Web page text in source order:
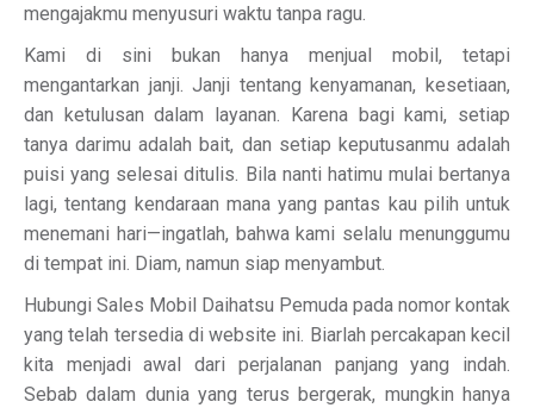
mengajakmu menyusuri waktu tanpa ragu.
Kami di sini bukan hanya menjual mobil, tetapi
mengantarkan janji. Janji tentang kenyamanan, kesetiaan,
dan ketulusan dalam layanan. Karena bagi kami, setiap
tanya darimu adalah bait, dan setiap keputusanmu adalah
puisi yang selesai ditulis. Bila nanti hatimu mulai bertanya
lagi, tentang kendaraan mana yang pantas kau pilih untuk
menemani hari—ingatlah, bahwa kami selalu menunggumu
di tempat ini. Diam, namun siap menyambut.
Hubungi Sales Mobil Daihatsu Pemuda pada nomor kontak
yang telah tersedia di website ini. Biarlah percakapan kecil
kita menjadi awal dari perjalanan panjang yang indah.
Sebab dalam dunia yang terus bergerak, mungkin hanya